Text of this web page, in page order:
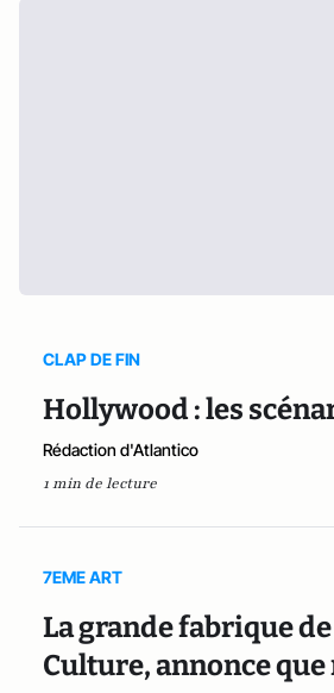
CLAP DE FIN
Hollywood : les
Rédaction d'Atlantico
1 min de lecture
7EME ART
La grande fabrique
Culture, annonce